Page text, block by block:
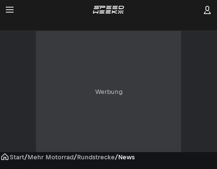
Werbung
Start/Mehr Motorrad/Rundstrecke/News